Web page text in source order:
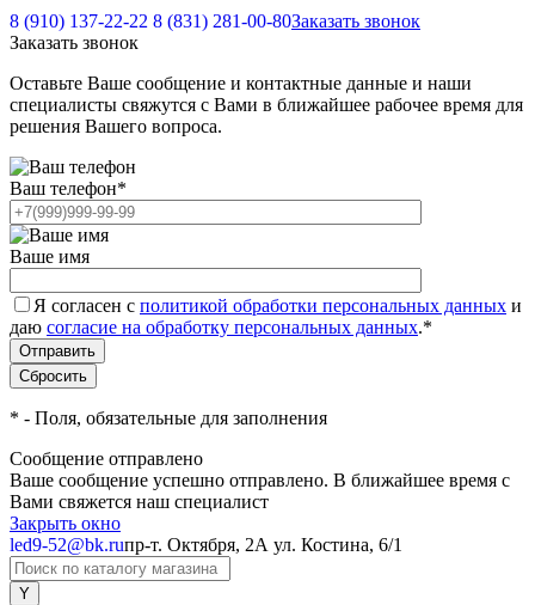
8 (910) 137-22-22 8 (831) 281-00-80Заказать звонок
Заказать звонок
Оставьте Ваше сообщение и контактные данные и наши
специалисты свяжутся с Вами в ближайшее рабочее время для
решения Вашего вопроса.
Ваш телефон*
Ваше имя
Я согласен с политикой обработки персональных данных и
даю согласие на обработку персональных данных.*
* - Поля, обязательные для заполнения
Сообщение отправлено
Ваше сообщение успешно отправлено. В ближайшее время с
Вами свяжется наш специалист
Закрыть окно
led9-52@bk.ruпр-т. Октября, 2А ул. Костина, 6/1